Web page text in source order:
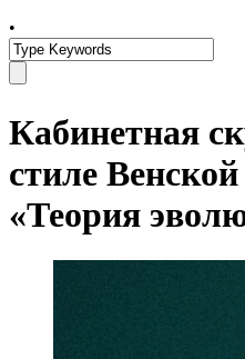
•
Кабинетная
стиле
«Теория